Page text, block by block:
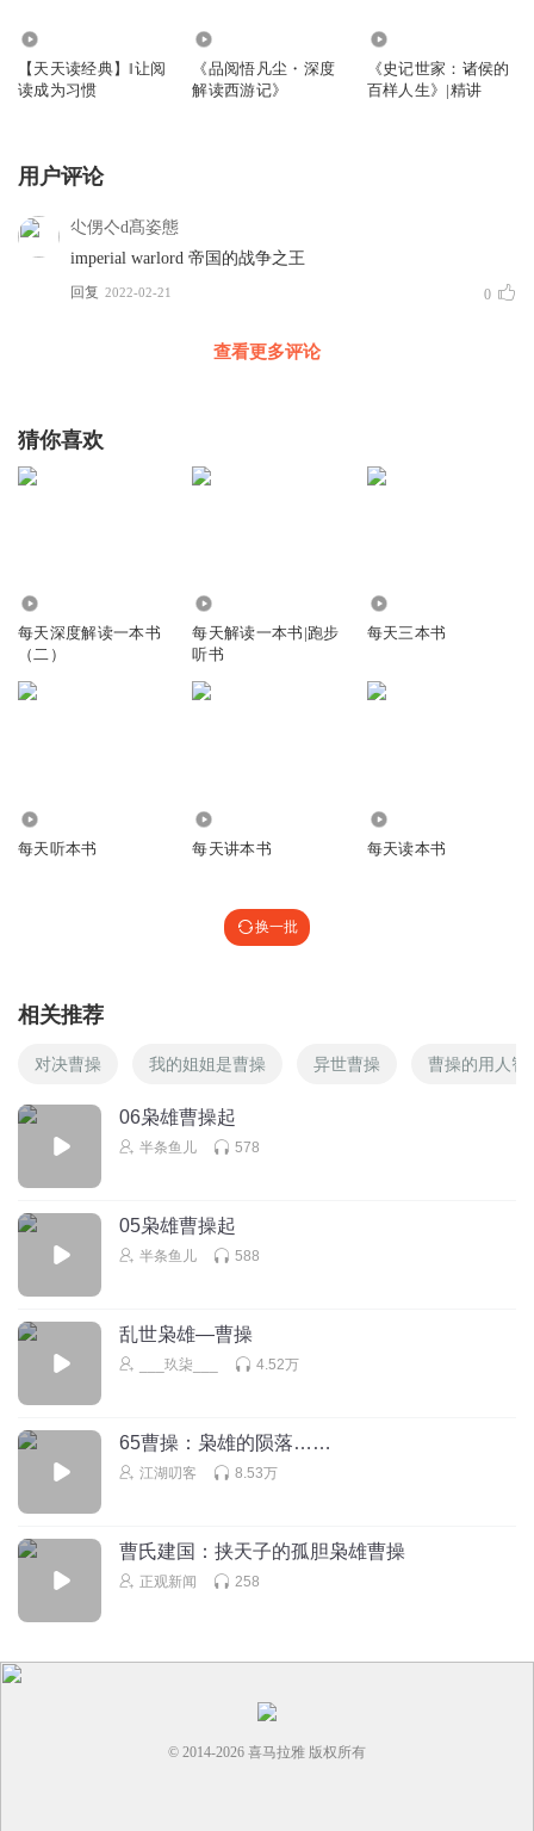
【天天读经典】‖让阅
读成为习惯
《品阅悟凡尘・深度
解读西游记》
《史记世家：诸侯的
百样人生》|精讲
用户评论
尐侽亽d髙姿態
imperial warlord 帝国的战争之王
回复 2022-02-21 0
查看更多评论
猜你喜欢
每天深度解读一本书
（二）
每天解读一本书|跑步
听书
每天三本书
每天听本书 每天讲本书 每天读本书
换一批
相关推荐
对决曹操 我的姐姐是曹操 异世曹操 曹操的用人智
06枭雄曹操起
半条鱼儿 578
05枭雄曹操起
半条鱼儿 588
乱世枭雄—曹操
___玖柒___ 4.52万
65曹操：枭雄的陨落……
江湖叨客 8.53万
曹氏建国：挟天子的孤胆枭雄曹操
正观新闻 258
© 2014-2026 喜马拉雅 版权所有